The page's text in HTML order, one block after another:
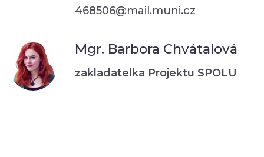
468506@mail.muni.cz
Mgr. Barbora Chvátalová
zakladatelka Projektu SPOLU